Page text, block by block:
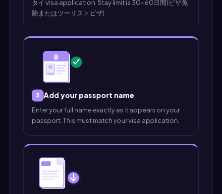
タイ visa application. Stay limit is 30~60日間(ビザ免
除またはツーリストビザ).
3 Add your passport name
Enter your full name exactly as it appears on your
passport. This must match your visa application.